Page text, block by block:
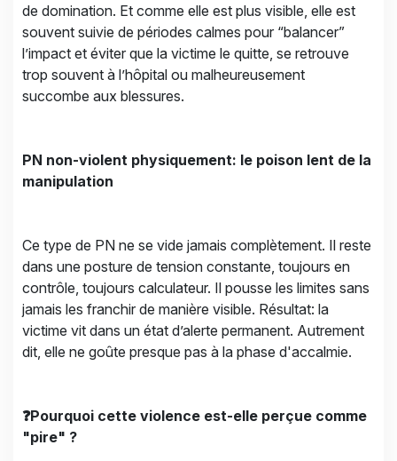
de domination. Et comme elle est plus visible, elle est
souvent suivie de périodes calmes pour “balancer”
l’impact et éviter que la victime le quitte, se retrouve
trop souvent à l’hôpital ou malheureusement
succombe aux blessures.
PN non-violent physiquement: le poison lent de la
manipulation
Ce type de PN ne se vide jamais complètement. Il reste
dans une posture de tension constante, toujours en
contrôle, toujours calculateur. Il pousse les limites sans
jamais les franchir de manière visible. Résultat: la
victime vit dans un état d’alerte permanent. Autrement
dit, elle ne goûte presque pas à la phase d'accalmie.
❓Pourquoi cette violence est-elle perçue comme
"pire" ?